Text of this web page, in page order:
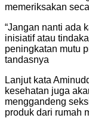
memeriksakan
“Jangan nanti ada
inisiatif atau
peningkatan mutu
tandasnya
Lanjut kata
kesehatan juga
menggandeng
produk dari rumah